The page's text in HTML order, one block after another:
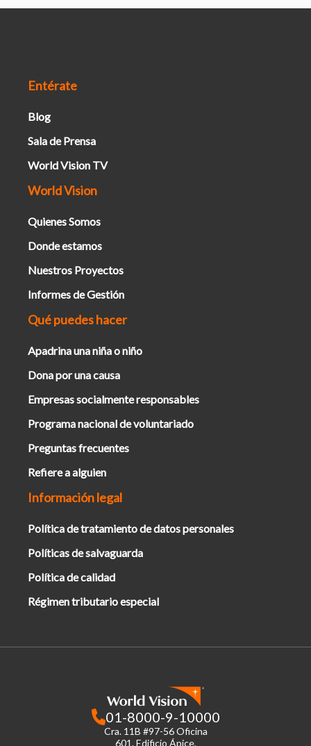
Entérate
Blog
Sala de Prensa
World Vision TV
World Vision
Quienes Somos
Donde estamos
Nuestros Proyectos
Informes de Gestión
Qué puedes hacer
Apadrina una niña o niño
Dona por una causa
Empresas socialmente responsables
Programa nacional de voluntariado
Preguntas frecuentes
Refiere a alguien
Información legal
Política de tratamiento de datos personales
Políticas de salvaguarda
Política de calidad
Régimen tributario especial
01-8000-9-10000
Cra. 11B #97-56 Oficina
601.Edificio Ápice,